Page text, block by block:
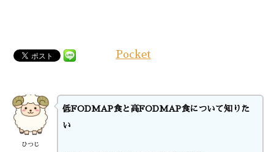
Pocket
ひつじ
低FODMAP食と高FODMAP食について知りた
い